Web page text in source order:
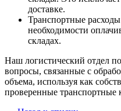
доставке.
Транспортные
необходимости
складах.
Наш логистический отдел
вопросы, связанные с
объема, используя как
проверенные транспортные